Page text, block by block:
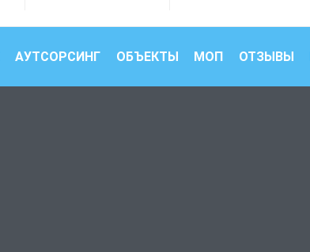
АУТСОРСИНГ ОБЪЕКТЫ МОП ОТЗЫВЫ